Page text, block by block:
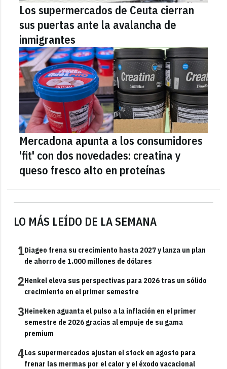
LO MÁS LEÍDO DE LA SEMANA
1Diageo frena su crecimiento hasta 2027 y lanza un plan
de ahorro de 1.000 millones de dólares
2Henkel eleva sus perspectivas para 2026 tras un sólido
crecimiento en el primer semestre
3Heineken aguanta el pulso a la inflación en el primer
semestre de 2026 gracias al empuje de su gama
premium
4Los supermercados ajustan el stock en agosto para
frenar las mermas por el calor y el éxodo vacacional
Los supermercados de Ceuta cierran
sus puertas ante la avalancha de
inmigrantes
Mercadona apunta a los consumidores
'fit' con dos novedades: creatina y
queso fresco alto en proteínas